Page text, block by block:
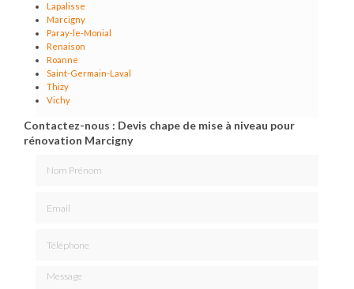
Lapalisse
Marcigny
Paray-le-Monial
Renaison
Roanne
Saint-Germain-Laval
Thizy
Vichy
Contactez-nous : Devis chape de mise à niveau pour
rénovation Marcigny
Message